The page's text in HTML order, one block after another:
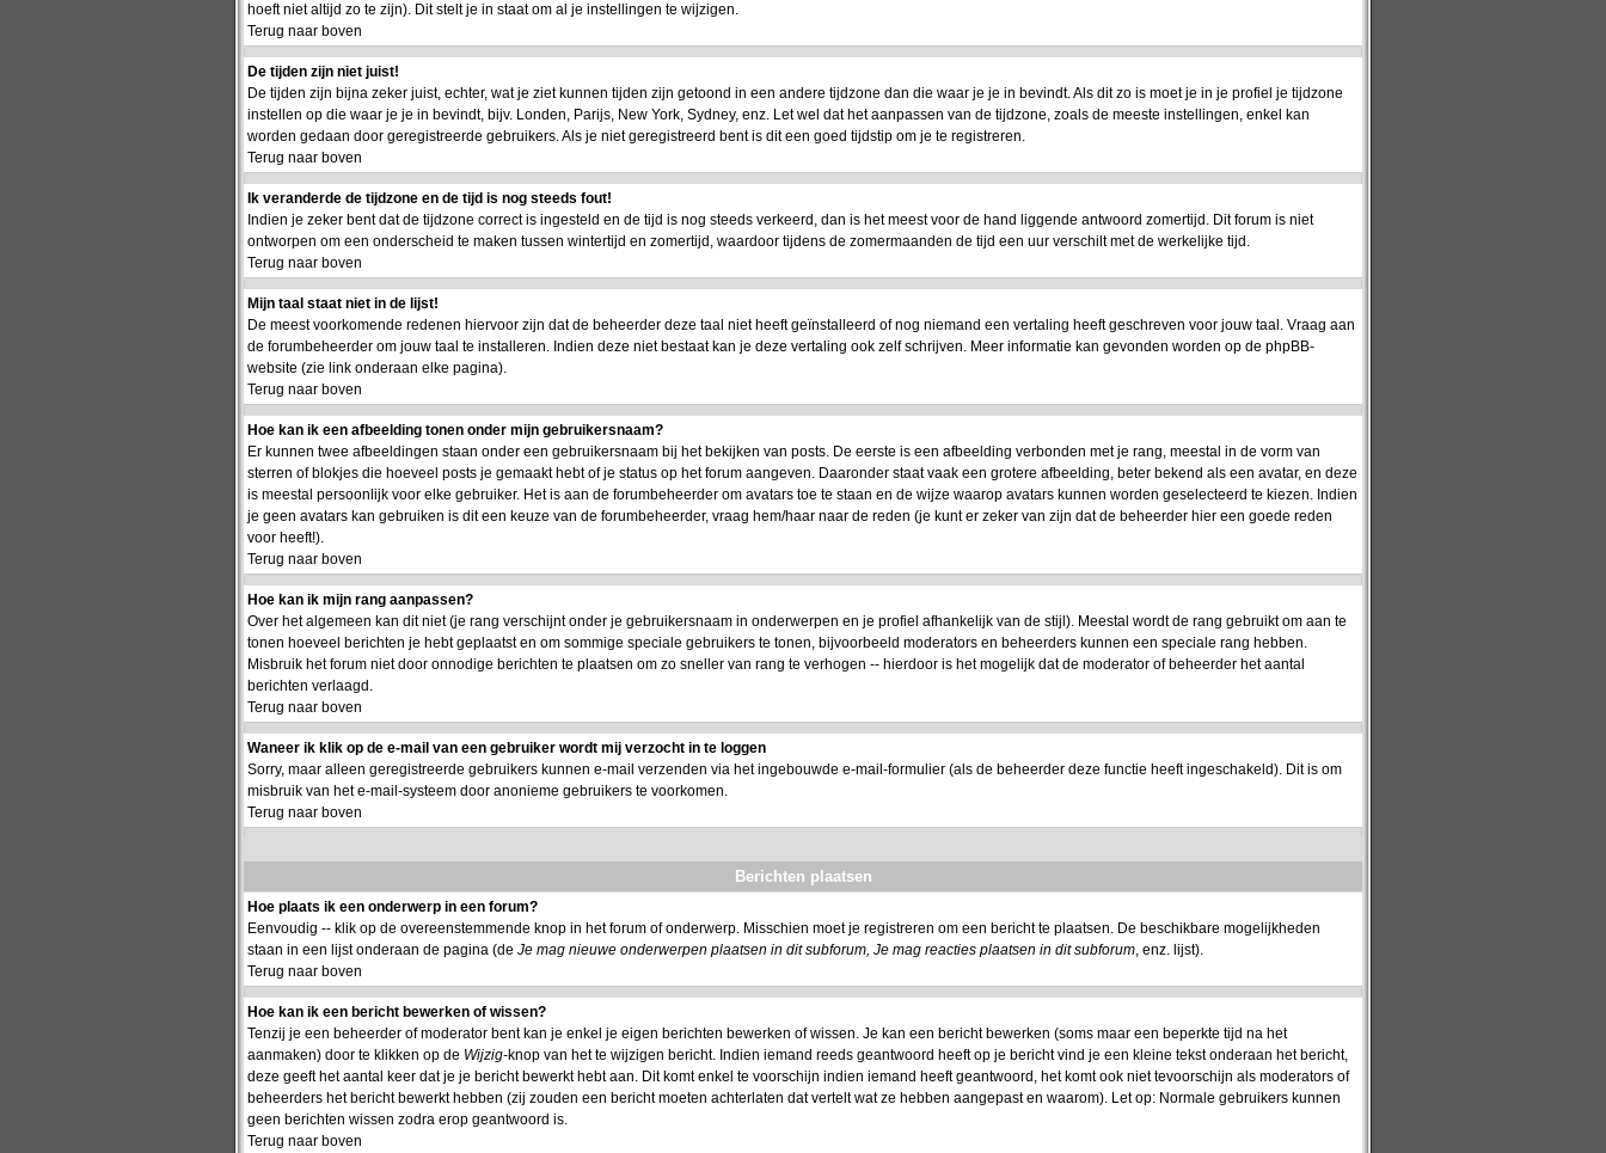
hoeft niet altijd zo te zijn). Dit stelt je in staat om al je instellingen te wijzigen.
Terug naar boven
De tijden zijn niet juist!
De tijden zijn bijna zeker juist, echter, wat je ziet kunnen tijden zijn getoond in een andere tijdzone dan die waar je je in bevindt. Als dit zo is moet je in je profiel je tijdzone
instellen op die waar je je in bevindt, bijv. Londen, Parijs, New York, Sydney, enz. Let wel dat het aanpassen van de tijdzone, zoals de meeste instellingen, enkel kan
worden gedaan door geregistreerde gebruikers. Als je niet geregistreerd bent is dit een goed tijdstip om je te registreren.
Terug naar boven
Ik veranderde de tijdzone en de tijd is nog steeds fout!
Indien je zeker bent dat de tijdzone correct is ingesteld en de tijd is nog steeds verkeerd, dan is het meest voor de hand liggende antwoord zomertijd. Dit forum is niet
ontworpen om een onderscheid te maken tussen wintertijd en zomertijd, waardoor tijdens de zomermaanden de tijd een uur verschilt met de werkelijke tijd.
Terug naar boven
Mijn taal staat niet in de lijst!
De meest voorkomende redenen hiervoor zijn dat de beheerder deze taal niet heeft geïnstalleerd of nog niemand een vertaling heeft geschreven voor jouw taal. Vraag aan
de forumbeheerder om jouw taal te installeren. Indien deze niet bestaat kan je deze vertaling ook zelf schrijven. Meer informatie kan gevonden worden op de phpBB-
website (zie link onderaan elke pagina).
Terug naar boven
Hoe kan ik een afbeelding tonen onder mijn gebruikersnaam?
Er kunnen twee afbeeldingen staan onder een gebruikersnaam bij het bekijken van posts. De eerste is een afbeelding verbonden met je rang, meestal in de vorm van
sterren of blokjes die hoeveel posts je gemaakt hebt of je status op het forum aangeven. Daaronder staat vaak een grotere afbeelding, beter bekend als een avatar, en deze
is meestal persoonlijk voor elke gebruiker. Het is aan de forumbeheerder om avatars toe te staan en de wijze waarop avatars kunnen worden geselecteerd te kiezen. Indien
je geen avatars kan gebruiken is dit een keuze van de forumbeheerder, vraag hem/haar naar de reden (je kunt er zeker van zijn dat de beheerder hier een goede reden
voor heeft!).
Terug naar boven
Hoe kan ik mijn rang aanpassen?
Over het algemeen kan dit niet (je rang verschijnt onder je gebruikersnaam in onderwerpen en je profiel afhankelijk van de stijl). Meestal wordt de rang gebruikt om aan te
tonen hoeveel berichten je hebt geplaatst en om sommige speciale gebruikers te tonen, bijvoorbeeld moderators en beheerders kunnen een speciale rang hebben.
Misbruik het forum niet door onnodige berichten te plaatsen om zo sneller van rang te verhogen -- hierdoor is het mogelijk dat de moderator of beheerder het aantal
berichten verlaagd.
Terug naar boven
Waneer ik klik op de e-mail van een gebruiker wordt mij verzocht in te loggen
Sorry, maar alleen geregistreerde gebruikers kunnen e-mail verzenden via het ingebouwde e-mail-formulier (als de beheerder deze functie heeft ingeschakeld). Dit is om
misbruik van het e-mail-systeem door anonieme gebruikers te voorkomen.
Terug naar boven
Berichten plaatsen
Hoe plaats ik een onderwerp in een forum?
Eenvoudig -- klik op de overeenstemmende knop in het forum of onderwerp. Misschien moet je registreren om een bericht te plaatsen. De beschikbare mogelijkheden
staan in een lijst onderaan de pagina (de Je mag nieuwe onderwerpen plaatsen in dit subforum, Je mag reacties plaatsen in dit subforum, enz. lijst).
Terug naar boven
Hoe kan ik een bericht bewerken of wissen?
Tenzij je een beheerder of moderator bent kan je enkel je eigen berichten bewerken of wissen. Je kan een bericht bewerken (soms maar een beperkte tijd na het
aanmaken) door te klikken op de Wijzig-knop van het te wijzigen bericht. Indien iemand reeds geantwoord heeft op je bericht vind je een kleine tekst onderaan het bericht,
deze geeft het aantal keer dat je je bericht bewerkt hebt aan. Dit komt enkel te voorschijn indien iemand heeft geantwoord, het komt ook niet tevoorschijn als moderators of
beheerders het bericht bewerkt hebben (zij zouden een bericht moeten achterlaten dat vertelt wat ze hebben aangepast en waarom). Let op: Normale gebruikers kunnen
geen berichten wissen zodra erop geantwoord is.
Terug naar boven